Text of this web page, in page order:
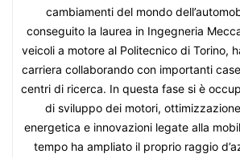
cambiamenti del mondo
conseguito la laurea in Ingegneria
veicoli a motore al Politecnico di Torino,
carriera collaborando con importanti
centri di ricerca. In questa fase si è
di sviluppo dei motori,
energetica e innovazioni legate alla
tempo ha ampliato il proprio raggio